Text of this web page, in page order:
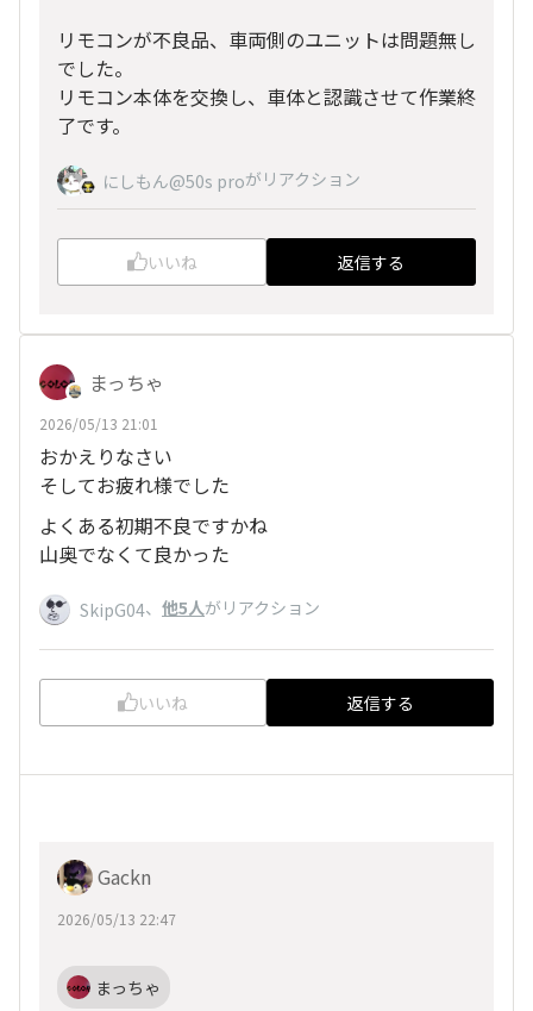
リモコンが不良品、車両側のユニットは問題無し
でした。
リモコン本体を交換し、車体と認識させて作業終
了です。
にしもん@50s proがリアクション
いいね 返信する
まっちゃ
2026/05/13 21:01
おかえりなさい
そしてお疲れ様でした
よくある初期不良ですかね
山奥でなくて良かった
SkipG04、 他5人がリアクション
いいね 返信する
Gackn
2026/05/13 22:47
まっちゃ